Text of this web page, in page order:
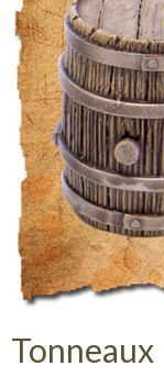
Tonneaux